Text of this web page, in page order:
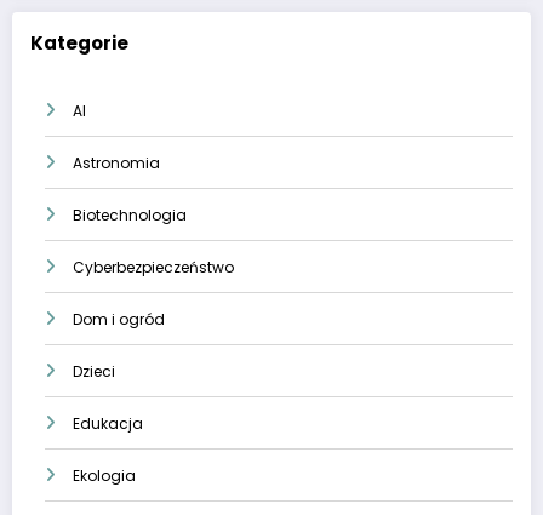
Kategorie
AI
Astronomia
Biotechnologia
Cyberbezpieczeństwo
Dom i ogród
Dzieci
Edukacja
Ekologia